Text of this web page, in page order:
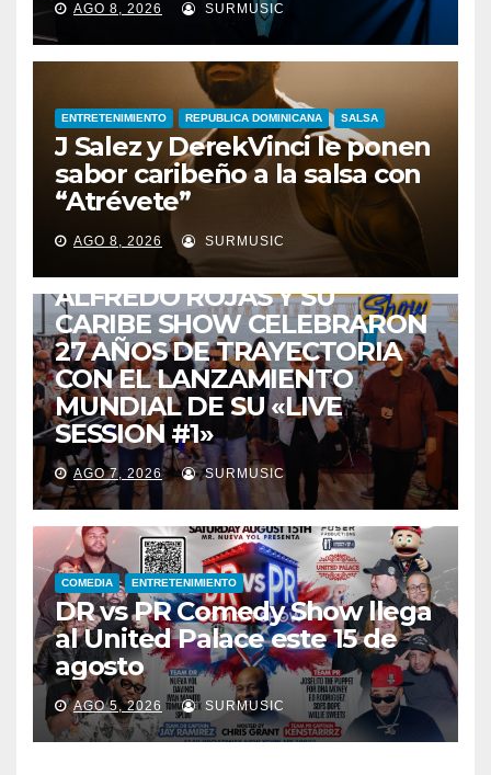
AGO 8, 2026 SURMUSIC
ENTRETENIMIENTO REPUBLICA DOMINICANA SALSA
J Salez y DerekVinci le ponen
sabor caribeño a la salsa con
“Atrévete”
AGO 8, 2026 SURMUSIC
ENTRETENIMIENTO GUARACHA ZULIANA LIVE SESSION
ZULIA
ALFREDO ROJAS Y SU
CARIBE SHOW CELEBRARON
27 AÑOS DE TRAYECTORIA
CON EL LANZAMIENTO
MUNDIAL DE SU «LIVE
SESSION #1»
AGO 7, 2026 SURMUSIC
COMEDIA ENTRETENIMIENTO
DR vs PR Comedy Show llega
al United Palace este 15 de
agosto
AGO 5, 2026 SURMUSIC